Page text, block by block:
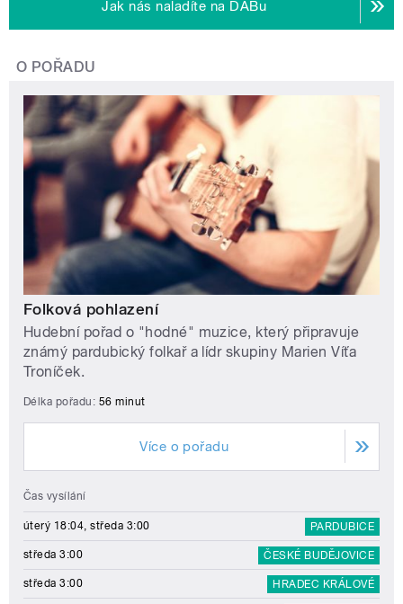
Jak nás naladíte na DABu
O POŘADU
Folková pohlazení
Hudební pořad o "hodné" muzice, který připravuje
známý pardubický folkař a lídr skupiny Marien Víťa
Troníček.
Délka pořadu: 56 minut
Více o pořadu
Čas vysílání
úterý 18:04, středa 3:00 PARDUBICE
středa 3:00 ČESKÉ BUDĚJOVICE
středa 3:00 HRADEC KRÁLOVÉ